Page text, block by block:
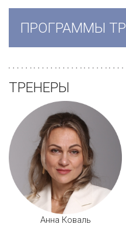
ПРОГРАММЫ
ТРЕНЕРЫ
Анна Коваль